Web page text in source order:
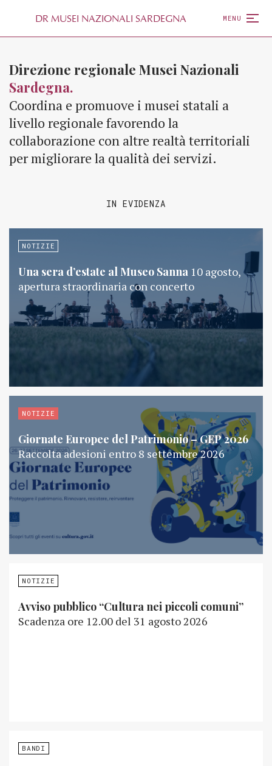
DR MUSEI NAZIONALI SARDEGNA MENU
Direzione regionale Musei Nazionali
Sardegna.
Coordina e promuove i musei statali a
livello regionale favorendo la
collaborazione con altre realtà territoriali
per migliorare la qualità dei servizi.
IN EVIDENZA
NOTIZIE
Una sera d’estate al Museo Sanna 10 agosto,
apertura straordinaria con concerto
NOTIZIE
Giornate Europee del Patrimonio – GEP 2026
Raccolta adesioni entro 8 settembre 2026
NOTIZIE
Avviso pubblico “Cultura nei piccoli comuni”
Scadenza ore 12.00 del 31 agosto 2026
BANDI